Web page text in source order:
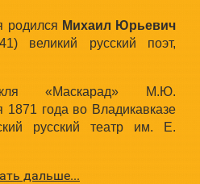
родился Михаил Юрьевич
великий русский поэт,
«Маскарад» М.Ю.
года во Владикавказе
русский театр им. Е.
дальше...